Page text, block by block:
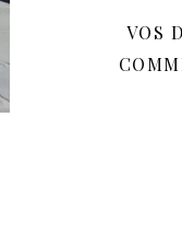
VOS